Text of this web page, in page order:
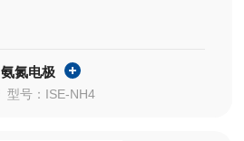
氨氮电极
型号：ISE-NH4